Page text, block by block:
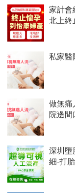
家計會
北上終
私家醫
做無痛
院邊間
深圳墮
細-打